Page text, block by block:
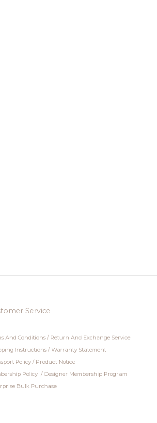
Service
And Conditions / Return And Exchange Service
Instructions / Warranty Statement
Policy / Product Notice
Policy / Designer Membership Program
Bulk Purchase